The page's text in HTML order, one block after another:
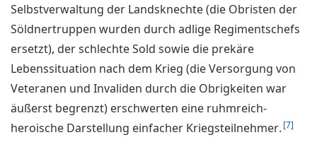
Selbstverwaltung der Landsknechte (die Obristen der
Söldnertruppen wurden durch adlige Regimentschefs
ersetzt), der schlechte Sold sowie die prekäre
Lebenssituation nach dem Krieg (die Versorgung von
Veteranen und Invaliden durch die Obrigkeiten war
äußerst begrenzt) erschwerten eine ruhmreich-
heroische Darstellung einfacher Kriegsteilnehmer. 7